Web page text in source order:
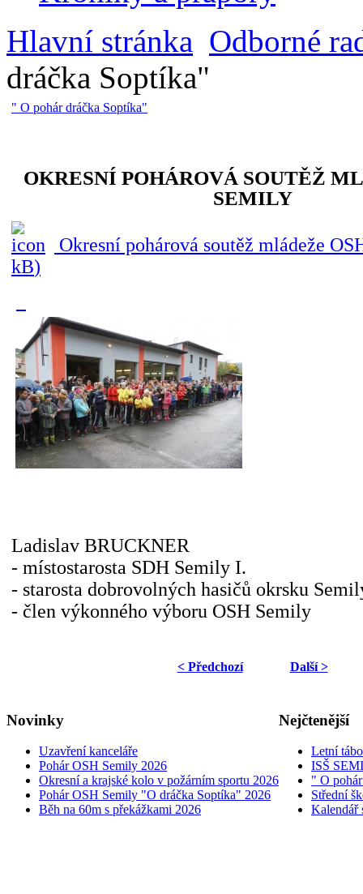
Hlavní stránka Odborné
dráčka Soptíka"
" O pohár dráčka Soptíka"
OKRESNÍ POHÁROVÁ SOUTĚŽ
SEMILY
Okresní pohárová soutěž mládeže
kB)
Ladislav BRUCKNER
- místostarosta SDH Semily I.
- starosta dobrovolných hasičů okrsku
- člen výkonného výboru OSH Semily
< Předchozí Další >
Novinky
Uzavření kanceláře
Pohár OSH Semily 2026
Okresní a krajské kolo v požárním sportu 2026
Pohár OSH Semily "O dráčka Soptíka" 2026
Běh na 60m s překážkami 2026
Nejčtenější
Letní
ISŠ
" O
Střední
Kalendář